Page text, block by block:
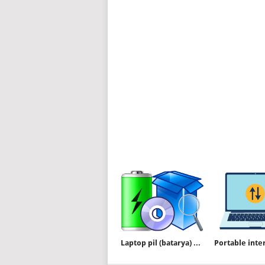
Laptop pil (batarya) sağlığını gösteren yazılımlar